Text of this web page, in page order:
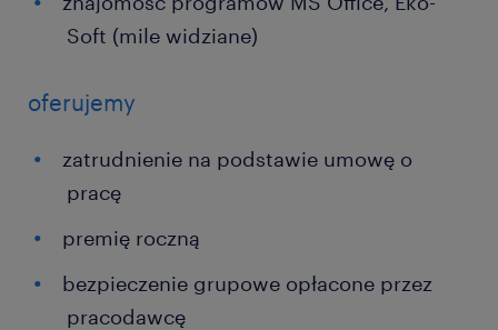
Soft (mile widziane)
oferujemy
zatrudnienie na podstawie umowę o
pracę
premię roczną
bezpieczenie grupowe opłacone przez
pracodawcę